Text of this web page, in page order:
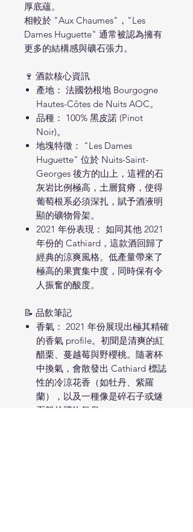
厚底蘊。
相較於 "Aux Chaumes"，"Les
Dames Huguette" 通常被認為擁有
更多的結構感與礦石張力。
🍷 酒款核心資訊
產地： 法國勃根地 Bourgogne
Hautes-Côtes de Nuits AOC。
品種： 100% 黑皮諾 (Pinot
Noir)。
地塊特徵： "Les Dames
Huguette" 位於 Nuits-Saint-
Georges 後方的山上，這裡的石
灰岩比例極高，土層貧瘠，使得
葡萄根系必須深扎，賦予酒液明
顯的礦物骨架。
2021 年份表現： 如同其他 2021
年份的 Cathiard，這款酒回歸了
經典的涼爽風格。低產量帶來了
極高的果實集中度，同時保有令
人振奮的酸度。
📝 品飲筆記
香氣： 2021 年份展現出極其精確
的香氣 profile。初聞是清爽的紅
醋栗、蔓越莓與野櫻桃。隨著杯
中換氣，會散發出 Cathiard 標誌
性的冷涼花香（如牡丹、紫羅
蘭），以及一種像是碎石子或燧
石般的礦物氣息。